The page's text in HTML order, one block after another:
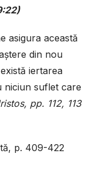
asigura această
din nou
iertarea
niciun suflet care
pp. 112, 113
p. 409-422